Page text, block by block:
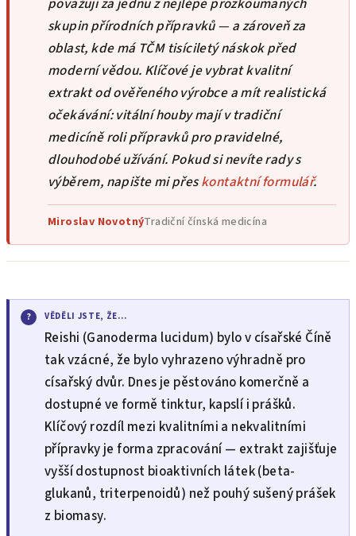
í
p
r
k
y
v
ý
p
i
s
u
považuji za jednu z nejlépe prozkoumaných
skupin přírodních přípravků — a zároveň za
oblast, kde má TČM tisíciletý náskok před
moderní vědou. Klíčové je vybrat kvalitní
extrakt od ověřeného výrobce a mít realistická
očekávání: vitální houby mají v tradiční
medicíně roli přípravků pro pravidelné,
dlouhodobé užívání. Pokud si nevíte rady s
výběrem, napište mi přeskontaktní formulář.
Miroslav NovotnýTradiční čínská medicína
VĚDĚLI JSTE, ŽE…
Reishi (Ganoderma lucidum) bylo v císařské Číně
tak vzácné, že bylo vyhrazeno výhradně pro
císařský dvůr. Dnes je pěstováno komerčně a
dostupné ve formě tinktur, kapslí i prášků.
Klíčový rozdíl mezi kvalitními a nekvalitními
přípravky je forma zpracování — extrakt zajišťuje
vyšší dostupnost bioaktivních látek (beta-
glukanů, triterpenoidů) než pouhý sušený prášek
z biomasy.